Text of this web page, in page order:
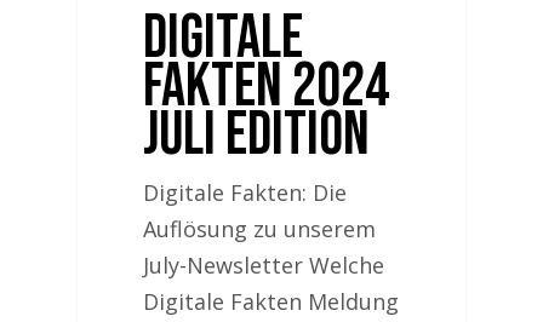
Digitale
Fakten 2024
Juli Edition
Digitale Fakten: Die
Auflösung zu unserem
July-Newsletter Welche
Digitale Fakten Meldung